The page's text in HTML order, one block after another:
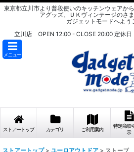
東京都立川市より普段使いのキッチンウェアか
アグッズ、ＵＫヴィンテージのさ
ガジェットモードへよう
立川店 OPEN 12:00 - CLOSE 20:00 定休
メニュー
ストアートップ カテゴリ ご利用案内
特定商取
示
ストアートップ > ユーロアウトドア > ストーブ